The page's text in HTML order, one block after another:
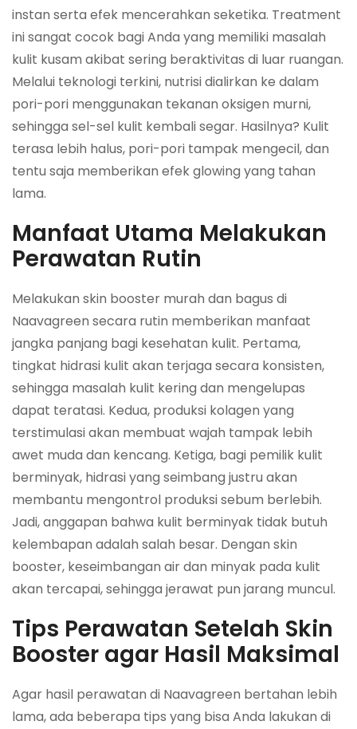
instan serta efek mencerahkan seketika. Treatment
ini sangat cocok bagi Anda yang memiliki masalah
kulit kusam akibat sering beraktivitas di luar ruangan.
Melalui teknologi terkini, nutrisi dialirkan ke dalam
pori-pori menggunakan tekanan oksigen murni,
sehingga sel-sel kulit kembali segar. Hasilnya? Kulit
terasa lebih halus, pori-pori tampak mengecil, dan
tentu saja memberikan efek glowing yang tahan
lama.
Manfaat Utama Melakukan
Perawatan Rutin
Melakukan skin booster murah dan bagus di
Naavagreen secara rutin memberikan manfaat
jangka panjang bagi kesehatan kulit. Pertama,
tingkat hidrasi kulit akan terjaga secara konsisten,
sehingga masalah kulit kering dan mengelupas
dapat teratasi. Kedua, produksi kolagen yang
terstimulasi akan membuat wajah tampak lebih
awet muda dan kencang. Ketiga, bagi pemilik kulit
berminyak, hidrasi yang seimbang justru akan
membantu mengontrol produksi sebum berlebih.
Jadi, anggapan bahwa kulit berminyak tidak butuh
kelembapan adalah salah besar. Dengan skin
booster, keseimbangan air dan minyak pada kulit
akan tercapai, sehingga jerawat pun jarang muncul.
Tips Perawatan Setelah Skin
Booster agar Hasil Maksimal
Agar hasil perawatan di Naavagreen bertahan lebih
lama, ada beberapa tips yang bisa Anda lakukan di